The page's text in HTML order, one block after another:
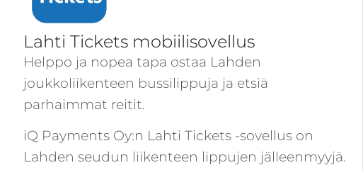
Lahti Tickets mobiilisovellus
Helppo ja nopea tapa ostaa Lahden
joukkoliikenteen bussilippuja ja etsiä
parhaimmat reitit.
iQ Payments Oy:n Lahti Tickets -sovellus on
Lahden seudun liikenteen lippujen jälleenmyyjä.